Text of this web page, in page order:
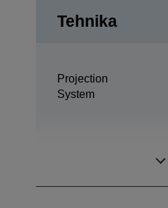
Tehnika
Projection
System